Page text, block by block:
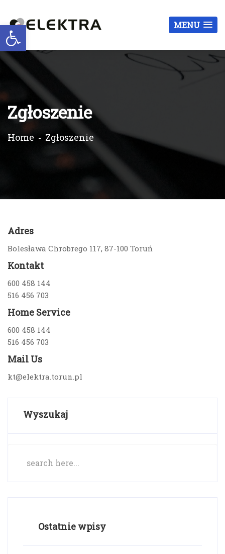
Otwórz pasek narzędzi MENU
Zgłoszenie
Home Zgłoszenie
Adres
Bolesława Chrobrego 117, 87-100 Toruń
Kontakt
600 458 144
516 456 703
Home Service
600 458 144
516 456 703
Mail Us
kt@elektra.torun.pl
Wyszukaj
Ostatnie wpisy